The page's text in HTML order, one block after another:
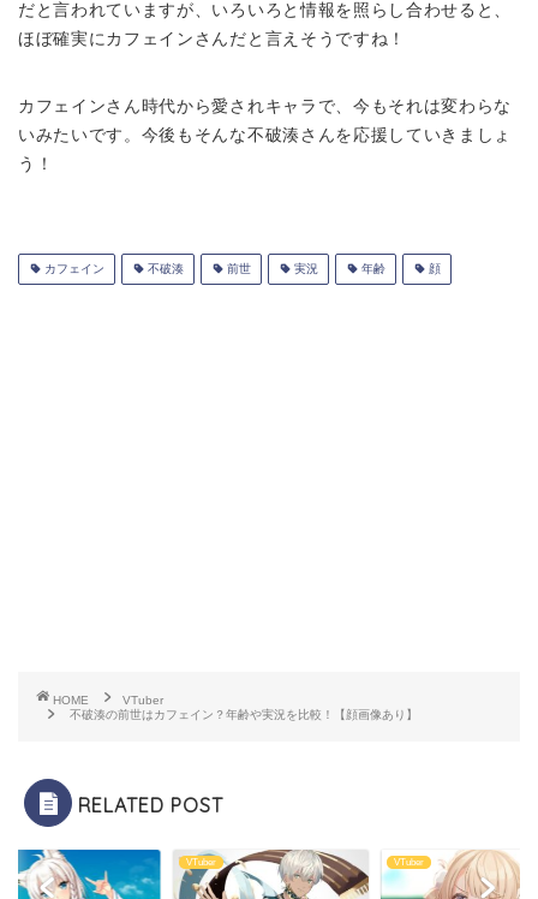
だと言われていますが、いろいろと情報を照らし合わせると、
ほぼ確実にカフェインさんだと言えそうですね！
カフェインさん時代から愛されキャラで、今もそれは変わらな
いみたいです。今後もそんな不破湊さんを応援していきましょ
う！
カフェイン 不破湊 前世 実況 年齢 顔
HOME
VTuber
不破湊の前世はカフェイン？年齢や実況を比較！【顔画像あり】
RELATED POST
VTuber VTuber